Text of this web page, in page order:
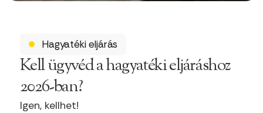
Hagyatéki eljárás
Kell ügyvéd a hagyatéki eljáráshoz
2026-ban?
Igen, kellhet!